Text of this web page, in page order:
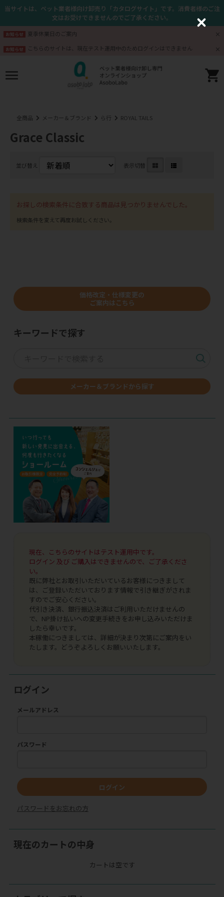
当サイトは、ペット業者様向け卸売り「カタログサイト」です。消費者様のご注
文はお受けできませんのでご了承ください。
お知らせ 夏季休業日のご案内
お知らせ こちらのサイトは、現在テスト運用中のためログインはできません
全商品 メーカー＆ブランド ら行 ROYAL TAILS
Grace Classic
並び替え 表示切替
お探しの検索条件に合致する商品は見つかりませんでした。
価格改定・仕様変更の
ご案内はこちら
キーワードで探す
メーカー＆ブランドから探す
現在、こちらのサイトはテスト運用中です。
ログイン 及び ご購入はできませんので、ご了承くださ
い。
既に弊社とお取引いただいているお客様につきまして
は、ご登録いただいております情報で引き継ぎがされま
すのでご安心ください。
代引き決済、銀行振込決済はご利用いただけませんの
で、NP掛け払いへの変更手続きをお申し込みいただけま
したら幸いです。
本稼働につきましては、詳細が決まり次第にご案内をい
たします。どうぞよろしくお願いいたします。
ログイン
メールアドレス
パスワード
ログイン
パスワードをお忘れの方
現在のカートの中身
カートは空です
C